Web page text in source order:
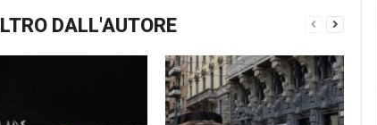
DALL'AUTORE